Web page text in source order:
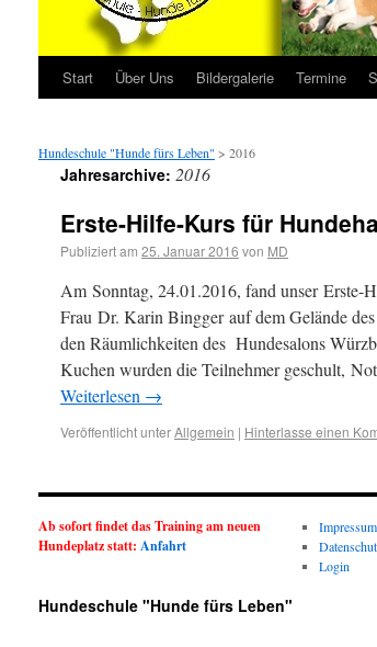
Start Über Uns Bildergalerie Termine
Hundeschule "Hunde fürs Leben" > 2016
Jahresarchive: 2016
Erste-Hilfe-Kurs für
Publiziert am 25. Januar 2016 von MD
Am Sonntag, 24.01.2016, fand unser
Frau Dr. Karin Bingger auf dem Gelände
den Räumlichkeiten des Hundesalons
Kuchen wurden die Teilnehmer geschult,
Weiterlesen →
Veröffentlicht unterAllgemein | Hinterlasse einen
Ab sofort findet das Training am neuen
Hundeplatz statt: Anfahrt
Impressum
Login
Hundeschule "Hunde fürs Leben"